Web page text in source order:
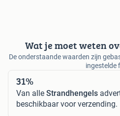
Wat je moet weten
De onderstaande waarden zijn
ingestelde
31%
Van alle Strandhengels
beschikbaar voor verzending.